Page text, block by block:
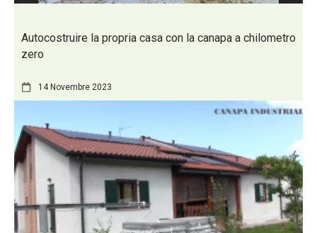
Autocostruire la propria casa con la canapa a chilometro
zero
14 Novembre 2023